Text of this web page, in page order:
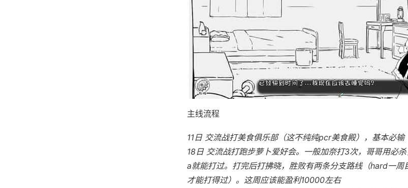
主线流程
11日 交流战打美食俱乐部（这不纯纯pcr美食殿），基本必输
18日 交流战打跑步萝卜爱好会。一般加奈打3次，哥哥用必
a就能打过。打完后打拂晓，胜败有两条分支路线（hard一周
才能打得过）。这周应该能盈利10000左右